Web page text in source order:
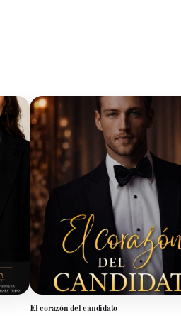
El corazón del candidato